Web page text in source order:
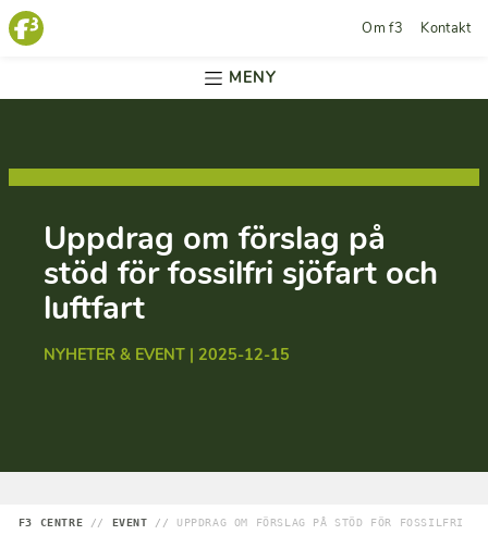
Om f3 Kontakt
MENY
Uppdrag om förslag på
stöd för fossilfri sjöfart och
luftfart
NYHETER & EVENT | 2025-12-15
F3 CENTRE // EVENT // UPPDRAG OM FÖRSLAG PÅ STÖD FÖR FOSSILFRI